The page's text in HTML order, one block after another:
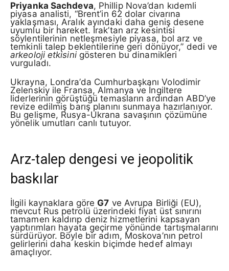
Priyanka Sachdeva, Phillip Nova’dan kıdemli
piyasa analisti, “Brent’in 62 dolar civarına
yaklaşması, Aralık ayındaki daha geniş desene
uyumlu bir hareket. Irak’tan arz kesintisi
söylentilerinin netleşmesiyle piyasa, bol arz ve
temkinli talep beklentilerine geri dönüyor,” dedi ve
arkeoloji etkisinigösteren bu dinamikleri
vurguladı.
Ukrayna, Londra’da Cumhurbaşkanı Volodimir
Zelenskiy ile Fransa, Almanya ve İngiltere
liderlerinin görüştüğü temasların ardından ABD’ye
revize edilmiş barış planını sunmaya hazırlanıyor.
Bu gelişme, Rusya-Ukra­na savaşının çözümüne
yönelik umutları canlı tutuyor.
Arz-talep dengesi ve jeopolitik
baskılar
İlgili kaynaklara göre G7 ve Avrupa Birliği (EU),
mevcut Rus petrolü üzerindeki fiyat üst sınırını
tamamen kaldırıp deniz hizmetlerini kapsayan
yaptırımları hayata geçirme yönünde tartışmalarını
sürdürüyor. Böyle bir adım, Moskova’nın petrol
gelirlerini daha keskin biçimde hedef almayı
amaçlıyor.